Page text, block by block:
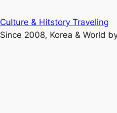
Culture & Hitstory Traveling
Since 2008, Korea & World